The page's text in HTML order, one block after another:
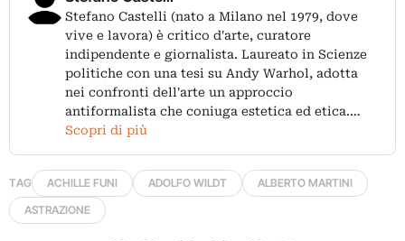
Stefano Castelli (nato a Milano nel 1979, dove
vive e lavora) è critico d'arte, curatore
indipendente e giornalista. Laureato in Scienze
politiche con una tesi su Andy Warhol, adotta
nei confronti dell'arte un approccio
antiformalista che coniuga estetica ed etica.…
Scopri di più
TAG ACHILLE FUNI ADOLFO WILDT
ALBERTO MARTINI
ASTRAZIONE